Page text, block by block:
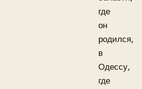
где
он
родился,
в
Одессу,
где